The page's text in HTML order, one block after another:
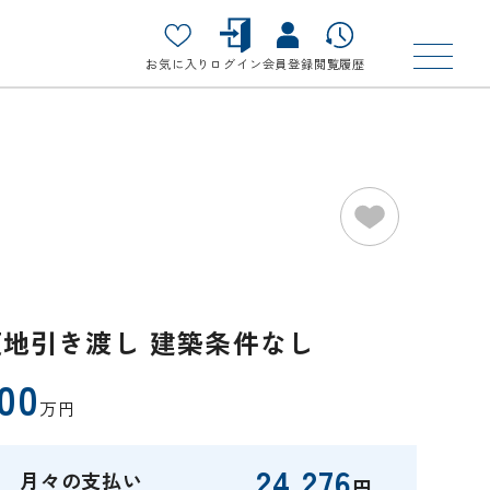
お気に入り ログイン会員登録閲覧履歴
引き渡し 建築条件なし
万円
月々の支払い